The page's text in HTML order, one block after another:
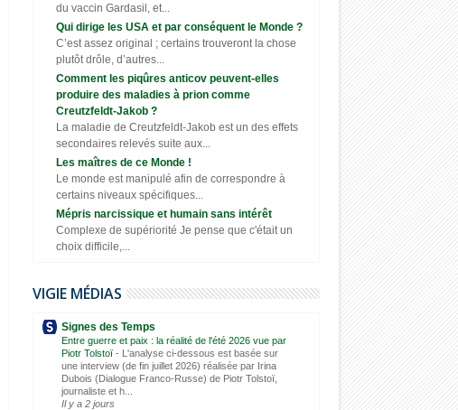
du vaccin Gardasil, et...
Qui dirige les USA et par conséquent le Monde ?
C’est assez original ; certains trouveront la chose
plutôt drôle, d’autres...
Comment les piqûres anticov peuvent-elles
produire des maladies à prion comme
Creutzfeldt-Jakob ?
La maladie de Creutzfeldt-Jakob est un des effets
secondaires relevés suite aux...
Les maîtres de ce Monde !
Le monde est manipulé afin de correspondre à
certains niveaux spécifiques...
Mépris narcissique et humain sans intérêt
Complexe de supériorité Je pense que c'était un
choix difficile,...
VIGIE MÉDIAS
Signes des Temps
Entre guerre et paix : la réalité de l'été 2026 vue par
Piotr Tolstoï - L'analyse ci-dessous est basée sur
une interview (de fin juillet 2026) réalisée par Irina
Dubois (Dialogue Franco-Russe) de Piotr Tolstoï,
journaliste et h...
Il y a 2 jours